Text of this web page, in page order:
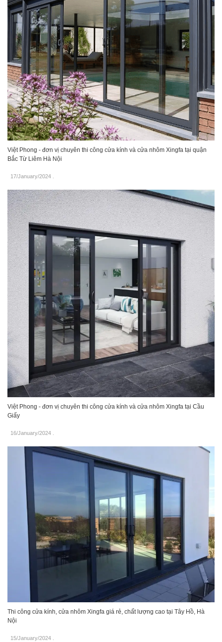
Việt Phong - đơn vị chuyên thi công cửa kính và cửa nhôm Xingfa tại quận
Bắc Từ Liêm Hà Nội
17/January/2024 .
Việt Phong - đơn vị chuyên thi công cửa kính và cửa nhôm Xingfa tại Cầu
Giấy
16/January/2024 .
Thi công cửa kính, cửa nhôm Xingfa giá rẻ, chất lượng cao tại Tây Hồ, Hà
Nội
15/January/2024